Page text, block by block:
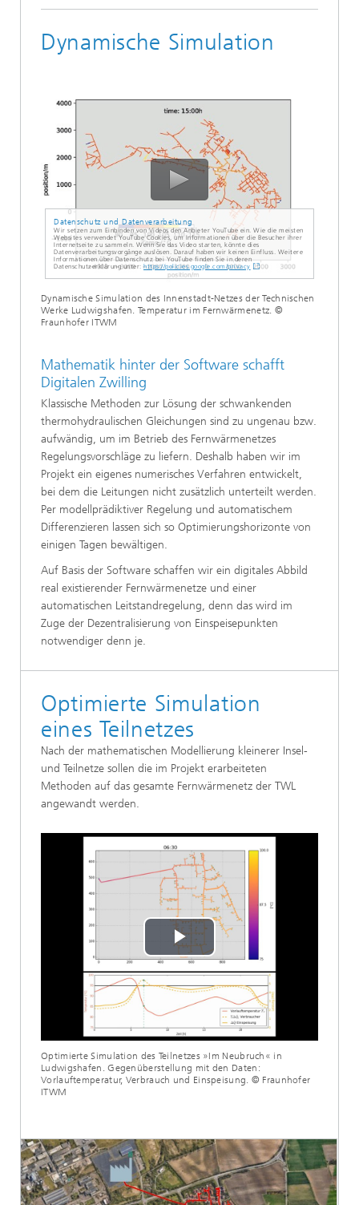
Dynamische Simulation
Datenschutz und Datenverarbeitung
Wir setzen zum Einbinden von Videos den Anbieter YouTube ein. Wie die meisten
Websites verwendet YouTube Cookies, um Informationen über die Besucher ihrer
Internetseite zu sammeln. Wenn Sie das Video starten, könnte dies
Datenverarbeitungsvorgänge auslösen. Darauf haben wir keinen Einfluss. Weitere
Informationen über Datenschutz bei YouTube finden Sie in deren
Datenschutzerklärung unter:https://policies.google.com/privacy
Dynamische Simulation des Innenstadt-Netzes der Technischen
Werke Ludwigshafen. Temperatur im Fernwärmenetz. ©
Fraunhofer ITWM
Mathematik hinter der Software schafft
Digitalen Zwilling
Klassische Methoden zur Lösung der schwankenden
thermohydraulischen Gleichungen sind zu ungenau bzw.
aufwändig, um im Betrieb des Fernwärmenetzes
Regelungsvorschläge zu liefern. Deshalb haben wir im
Projekt ein eigenes numerisches Verfahren entwickelt,
bei dem die Leitungen nicht zusätzlich unterteilt werden.
Per modellprädiktiver Regelung und automatischem
Differenzieren lassen sich so Optimierungshorizonte von
einigen Tagen bewältigen.
Auf Basis der Software schaffen wir ein digitales Abbild
real existierender Fernwärmenetze und einer
automatischen Leitstandregelung, denn das wird im
Zuge der Dezentralisierung von Einspeisepunkten
notwendiger denn je.
Optimierte Simulation
eines Teilnetzes
Nach der mathematischen Modellierung kleinerer Insel-
und Teilnetze sollen die im Projekt erarbeiteten
Methoden auf das gesamte Fernwärmenetz der TWL
angewandt werden.
Play
Video
Optimierte Simulation des Teilnetzes »Im Neubruch« in
Ludwigshafen. Gegenüberstellung mit den Daten:
Vorlauftemperatur, Verbrauch und Einspeisung. © Fraunhofer
ITWM